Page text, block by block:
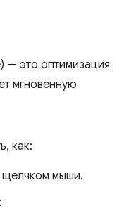
— это оптимизация
мгновенную
как:
мыши.